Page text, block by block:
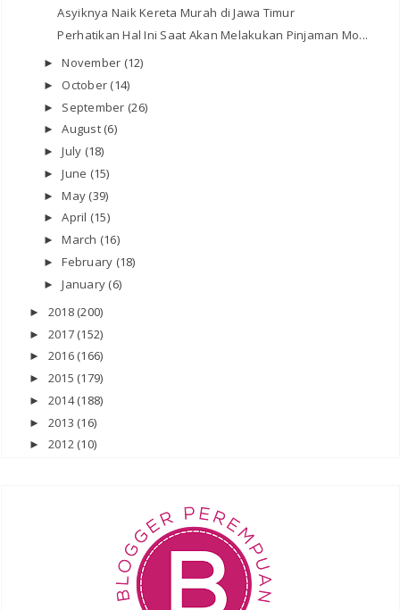
Asyiknya Naik Kereta Murah di Jawa Timur
Perhatikan Hal Ini Saat Akan Melakukan Pinjaman Mo...
►November (12)
► October (14)
► September (26)
►August (6)
►July (18)
►June (15)
►May (39)
►April (15)
►March (16)
►February (18)
►January (6)
► 2018 (200)
► 2017 (152)
► 2016 (166)
► 2015 (179)
► 2014(188)
► 2013 (16)
► 2012 (10)